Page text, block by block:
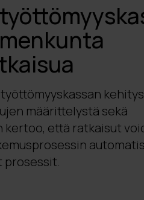
määrittelystä sekä
että ratkaisut
prosessit.